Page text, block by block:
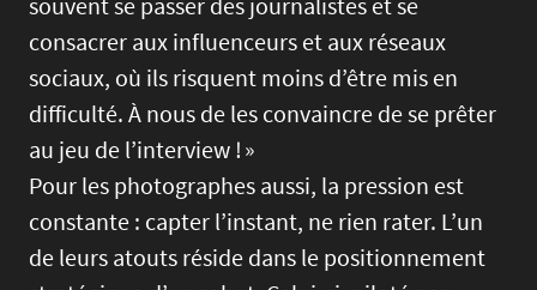
consacrer aux influenceurs et aux réseaux
sociaux, où ils risquent moins d’être mis en
difficulté. À nous de les convaincre de se prêter
au jeu de l’interview ! »
Pour les photographes aussi, la pression est
constante : capter l’instant, ne rien rater. L’un
de leurs atouts réside dans le positionnement